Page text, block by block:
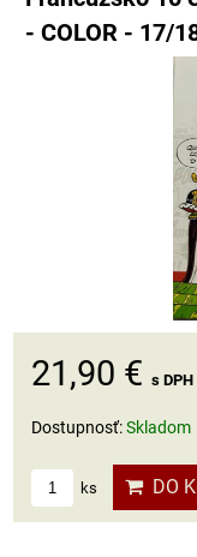
- COLOR - 17/
21,90 € s DPH
Dostupnosť:Skladom
ks DO